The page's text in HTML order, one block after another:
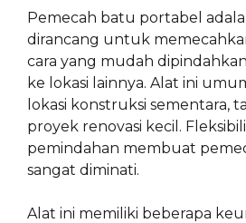
Pemecah batu portabel
dirancang untuk
cara yang mudah
ke lokasi lainnya. Alat ini
lokasi konstruksi sementara,
proyek renovasi kecil.
pemindahan membuat
sangat diminati.
Alat ini memiliki beberapa